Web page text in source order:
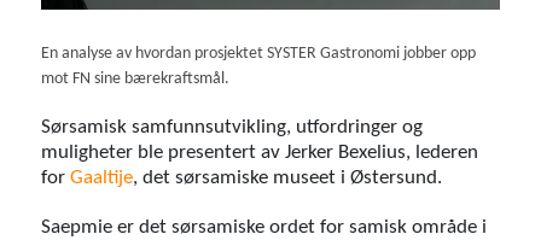
En analyse av hvordan prosjektet SYSTER Gastronomi jobber opp
mot FN sine bærekraftsmål.
Sørsamisk samfunnsutvikling, utfordringer og
muligheter ble presentert av Jerker Bexelius, lederen
forGaaltije, det sørsamiske museet i Østersund.
Saepmie er det sørsamiske ordet for samisk område i